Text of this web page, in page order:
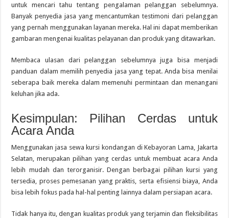
untuk mencari tahu tentang pengalaman pelanggan sebelumnya.
Banyak penyedia jasa yang mencantumkan testimoni dari pelanggan
yang pernah menggunakan layanan mereka. Hal ini dapat memberikan
gambaran mengenai kualitas pelayanan dan produk yang ditawarkan.
Membaca ulasan dari pelanggan sebelumnya juga bisa menjadi
panduan dalam memilih penyedia jasa yang tepat. Anda bisa menilai
seberapa baik mereka dalam memenuhi permintaan dan menangani
keluhan jika ada.
Kesimpulan: Pilihan Cerdas untuk
Acara Anda
Menggunakan jasa sewa kursi kondangan di Kebayoran Lama, Jakarta
Selatan, merupakan pilihan yang cerdas untuk membuat acara Anda
lebih mudah dan terorganisir. Dengan berbagai pilihan kursi yang
tersedia, proses pemesanan yang praktis, serta efisiensi biaya, Anda
bisa lebih fokus pada hal-hal penting lainnya dalam persiapan acara.
Tidak hanya itu, dengan kualitas produk yang terjamin dan fleksibilitas